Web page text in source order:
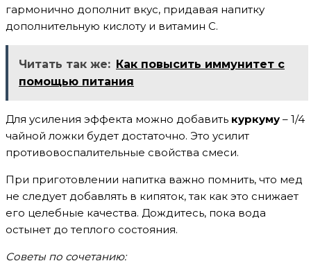
гармонично дополнит вкус, придавая напитку
дополнительную кислоту и витамин C.
Читать так же: Как повысить иммунитет с
помощью питания
Для усиления эффекта можно добавить куркуму – 1/4
чайной ложки будет достаточно. Это усилит
противовоспалительные свойства смеси.
При приготовлении напитка важно помнить, что мед
не следует добавлять в кипяток, так как это снижает
его целебные качества. Дождитесь, пока вода
остынет до теплого состояния.
Советы по сочетанию: